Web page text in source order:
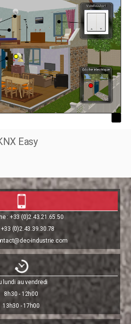
Easy
: +33 (0)2.43.21.65.50
+33 (0)2.43.39.30.78
industrie.com
lundi au vendredi
8h30 - 12h00
13h30 - 17h00